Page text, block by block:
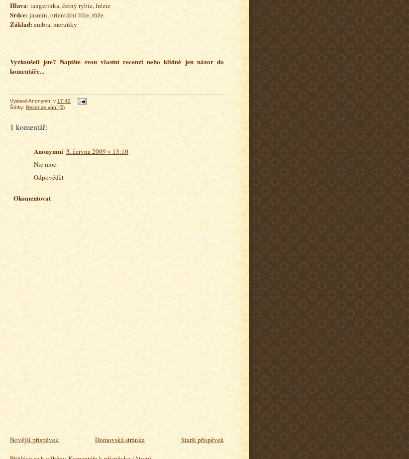
Hlava: tangerinka, černý rybíz, frézie
Srdce:jasmín, orientální lilie, růže
Základ: ambra, meruňky
Vyzkoušeli jste? Napište svou vlastní recenzi nebo klidně jen názor do
komentáře...
Vystavil Anonymní v 17:42
Štítky: Recenze vůní (ž)
1 komentář:
Anonymní 3. června 2009 v 13:10
Nic moc.
Odpovědět
Okomentovat
Novější příspěvek Starší příspěvek
Domovská stránka